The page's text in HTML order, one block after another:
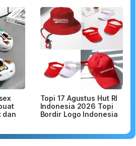
dan
Topi 17 Agustus Hut RI
Indonesia 2026 Topi
Bordir Logo Indonesia